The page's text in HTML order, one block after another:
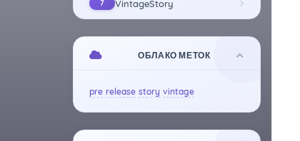
7 VintageStory
ОБЛАКО МЕТОК
pre release story vintage